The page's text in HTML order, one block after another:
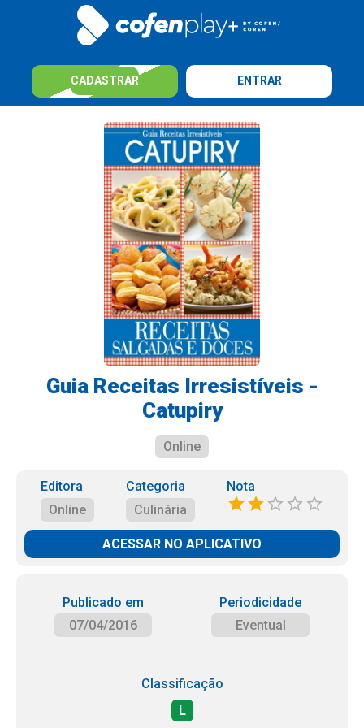
CADASTRAR ENTRAR
Guia Receitas Irresistíveis -
Catupiry
Online
Editora
Online
Categoria
Culinária
Nota
ACESSAR NO APLICATIVO
Publicado em
07/04/2016
Periodicidade
Eventual
Classificação
L